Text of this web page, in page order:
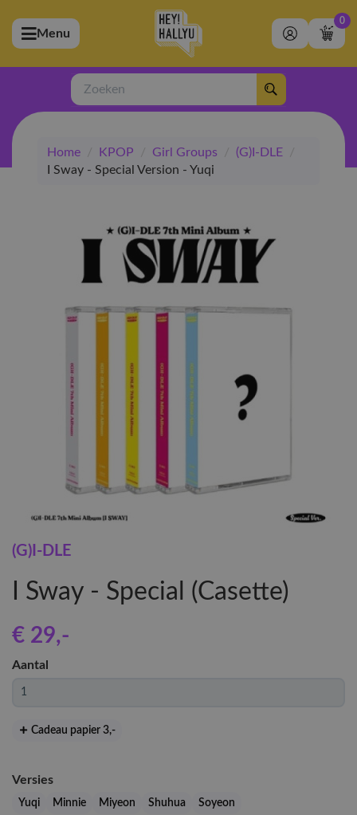
(Artiesten)
(Merchandise)
(Exclusive)
(Winkel)
Menu
0
Zoeken
Home / KPOP / Girl Groups / (G)I-DLE
/
I Sway - Special Version - Yuqi
(G)I-DLE
I Sway - Special (Casette)
€ 29,-
Aantal
Cadeau papier 3,-
Versies
Yuqi Minnie Miyeon Shuhua Soyeon